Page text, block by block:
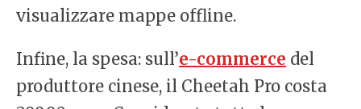
visualizzare mappe offline.
Infine, la spesa: sull’e-commerce del
produttore cinese, il Cheetah Pro costa